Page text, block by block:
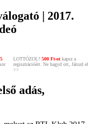
| 2017.
LOTTÓZOL? 500 Ft-otkapsz a
regisztrációért. Ne hagyd ott, Játszd el
>>
adás,